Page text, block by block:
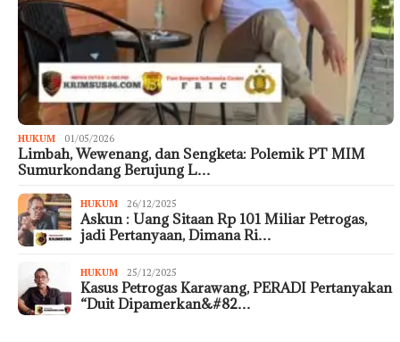
HUKUM 01/05/2026
Limbah, Wewenang, dan Sengketa: Polemik PT MIM
Sumurkondang Berujung L…
HUKUM 26/12/2025
Askun : Uang Sitaan Rp 101 Miliar Petrogas,
jadi Pertanyaan, Dimana Ri…
HUKUM 25/12/2025
Kasus Petrogas Karawang, PERADI Pertanyakan
“Duit Dipamerkan&#82…